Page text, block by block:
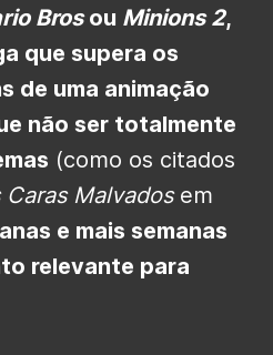
Brosou Minions 2,
que supera os
de uma animação
não ser totalmente
(como os citados
Caras Malvadosem
e mais semanas
relevante para